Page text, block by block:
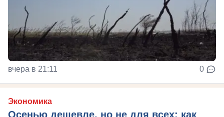
вчера в 21:11 0
Экономика
Осенью дешевле, но не для всех: как